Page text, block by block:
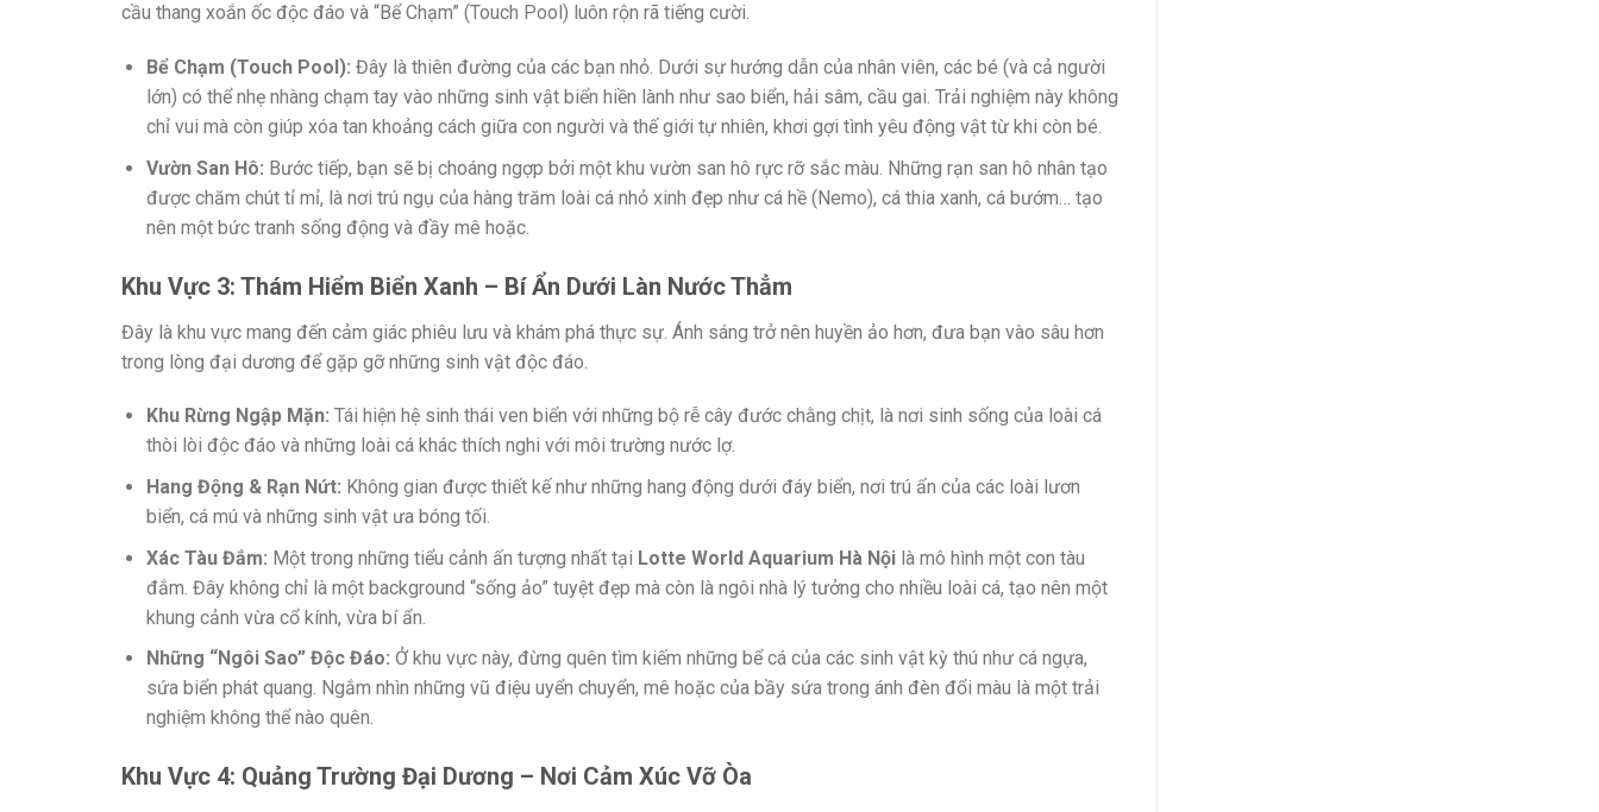
cầu thang xoắn ốc độc đáo và “Bể Chạm” (Touch Pool) luôn rộn rã tiếng cười.
Bể Chạm (Touch Pool): Đây là thiên đường của các bạn nhỏ. Dưới sự hướng dẫn của nhân viên, các bé (và cả người
lớn) có thể nhẹ nhàng chạm tay vào những sinh vật biển hiền lành như sao biển, hải sâm, cầu gai. Trải nghiệm này không
chỉ vui mà còn giúp xóa tan khoảng cách giữa con người và thế giới tự nhiên, khơi gợi tình yêu động vật từ khi còn bé.
Vườn San Hô: Bước tiếp, bạn sẽ bị choáng ngợp bởi một khu vườn san hô rực rỡ sắc màu. Những rạn san hô nhân tạo
được chăm chút tỉ mỉ, là nơi trú ngụ của hàng trăm loài cá nhỏ xinh đẹp như cá hề (Nemo), cá thia xanh, cá bướm… tạo
nên một bức tranh sống động và đầy mê hoặc.
Khu Vực 3: Thám Hiểm Biển Xanh – Bí Ẩn Dưới Làn Nước Thẳm
Đây là khu vực mang đến cảm giác phiêu lưu và khám phá thực sự. Ánh sáng trở nên huyền ảo hơn, đưa bạn vào sâu hơn
trong lòng đại dương để gặp gỡ những sinh vật độc đáo.
Khu Rừng Ngập Mặn: Tái hiện hệ sinh thái ven biển với những bộ rễ cây đước chằng chịt, là nơi sinh sống của loài cá
thòi lòi độc đáo và những loài cá khác thích nghi với môi trường nước lợ.
Hang Động & Rạn Nứt: Không gian được thiết kế như những hang động dưới đáy biển, nơi trú ẩn của các loài lươn
biển, cá mú và những sinh vật ưa bóng tối.
Xác Tàu Đắm: Một trong những tiểu cảnh ấn tượng nhất tại Lotte World Aquarium Hà Nộilà mô hình một con tàu
đắm. Đây không chỉ là một background “sống ảo” tuyệt đẹp mà còn là ngôi nhà lý tưởng cho nhiều loài cá, tạo nên một
khung cảnh vừa cổ kính, vừa bí ẩn.
Những “Ngôi Sao” Độc Đáo: Ở khu vực này, đừng quên tìm kiếm những bể cá của các sinh vật kỳ thú như cá ngựa,
sứa biển phát quang. Ngắm nhìn những vũ điệu uyển chuyển, mê hoặc của bầy sứa trong ánh đèn đổi màu là một trải
nghiệm không thể nào quên.
Khu Vực 4: Quảng Trường Đại Dương – Nơi Cảm Xúc Vỡ Òa